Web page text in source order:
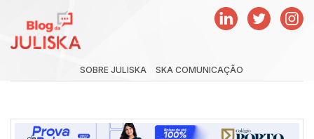
SOBRE JULISKA SKA COMUNICAÇÃO